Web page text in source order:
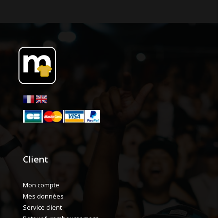
Client
Mon compte
Mes données
Service client